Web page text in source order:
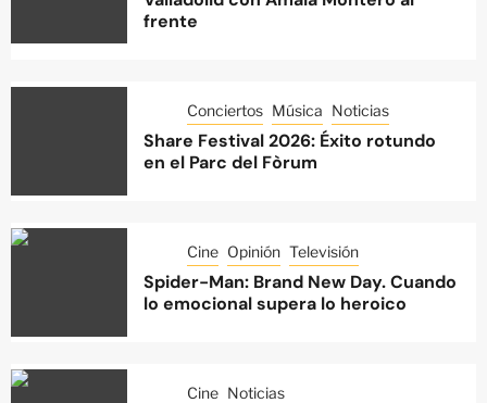
frente
Conciertos Música Noticias
Share Festival 2026: Éxito rotundo
en el Parc del Fòrum
Cine Opinión Televisión
Spider-Man: Brand New Day. Cuando
lo emocional supera lo heroico
Cine Noticias